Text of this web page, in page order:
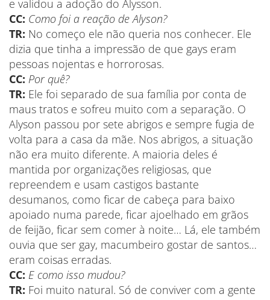
e validou a adoção do Alysson.
CC: Como foi a reação de Alyson?
TR: No começo ele não queria nos conhecer. Ele
dizia que tinha a impressão de que gays eram
pessoas nojentas e horrorosas.
CC: Por quê?
TR: Ele foi separado de sua família por conta de
maus tratos e sofreu muito com a separação. O
Alyson passou por sete abrigos e sempre fugia de
volta para a casa da mãe. Nos abrigos, a situação
não era muito diferente. A maioria deles é
mantida por organizações religiosas, que
repreendem e usam castigos bastante
desumanos, como ficar de cabeça para baixo
apoiado numa parede, ficar ajoelhado em grãos
de feijão, ficar sem comer à noite… Lá, ele também
ouvia que ser gay, macumbeiro gostar de santos…
eram coisas erradas.
CC: E como isso mudou?
TR: Foi muito natural. Só de conviver com a gente